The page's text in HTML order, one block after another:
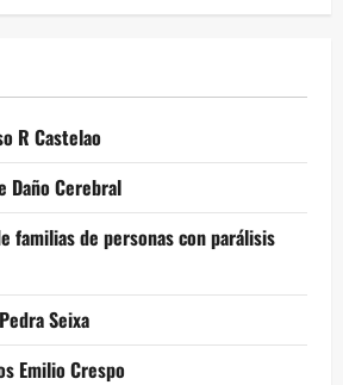
R Castelao
Daño Cerebral
familias de personas con parálisis
Seixa
Emilio Crespo